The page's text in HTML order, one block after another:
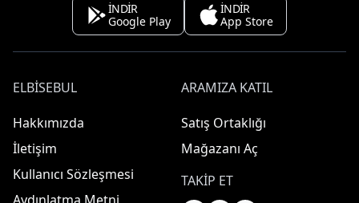
İNDİR
Google Play
İNDİR
App Store
ELBISEBUL
Hakkımızda
İletişim
Kullanıcı Sözleşmesi
ARAMIZA KATIL
Satış Ortaklığı
Mağazanı Aç
TAKIP ET